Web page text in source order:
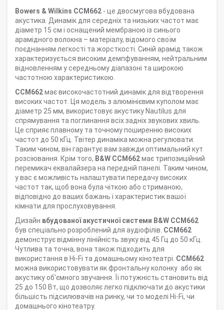
Bowers & Wilkins CCM662 - це двосмугова вбудована
акустика. Динамік для середніх та низьких частот має
діаметр 15 см і оснащений мембраною із синього
арамідного волокна – матеріалу, відомого своїм
поєднанням легкості та жорсткості. Синій арамід також
характеризується високим демпфуванням, нейтральним
відновленням у середньому діапазоні та широкою
частотною характеристикою.
CCM662має високочастотний динамік для відтворення
високих частот. Ця модель з алюмінієвим куполом має
діаметр 25 мм, використовує акустику Nautilus для
спрямування та поглинання всіх задніх звукових хвиль.
Це сприяє плавному та точному поширенню високих
частот до 50 кГц. Твітер динаміка можна регулювати.
Таким чином, він гарантує вам завжди оптимальний кут
розсіювання. Крім того, B&W CCM662має трипозиційний
перемикач еквалайзера на передній панелі. Таким чином,
у вас є можливість налаштувати передачу високих
частот так, щоб вона була чіткою або стриманою,
відповідно до ваших бажань і характеристик вашої
кімнати для прослуховування.
Дизайн вбудованої акустичної системи B&W CCM662
був спеціально розроблений для аудіофілів. CCM662
демонструє відмінну лінійність звуку від 45 Гц до 50 кГц.
Чутлива та точна, вона також підходить для
використання в Hi-Fi та домашньому кінотеатрі. CCM662
можна використовувати як фронтальну колонку або як
акустику об'ємного звучання. Її потужність становить від
25 до 150 Вт, що дозволяє легко підключати до акустики
більшість підсилювачів на ринку, чи то моделі Hi-Fi, чи
домашнього кінотеатру.